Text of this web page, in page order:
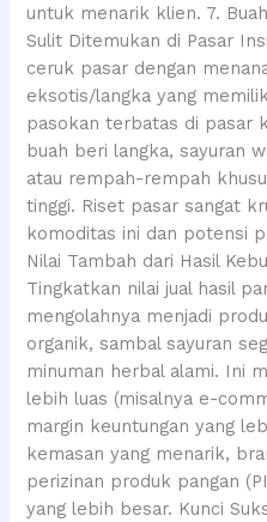
untuk menarik klien. 7.
Sulit Ditemukan di Pasar
ceruk pasar dengan
eksotis/langka yang
pasokan terbatas di pasar
buah beri langka, sayuran
atau rempah-rempah
tinggi. Riset pasar sangat
komoditas ini dan potensi
Nilai Tambah dari Hasil
Tingkatkan nilai jual hasil
mengolahnya menjadi
organik, sambal sayuran
minuman herbal alami. Ini
lebih luas (misalnya e-
margin keuntungan yang
kemasan yang menarik,
perizinan produk pangan
yang lebih besar. Kunci